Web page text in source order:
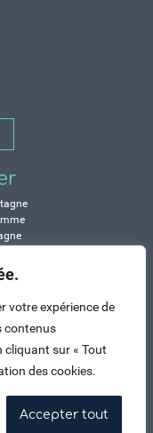
votre expérience de
contenus
cliquant sur « Tout
des cookies.
Accepter tout
:
17h
à 17h